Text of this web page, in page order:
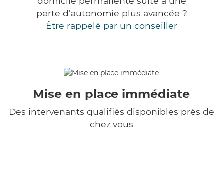
perte d'autonomie plus avancée ?
Être rappelé par un conseiller
Mise en place immédiate
Des intervenants qualifiés disponibles près de
chez vous